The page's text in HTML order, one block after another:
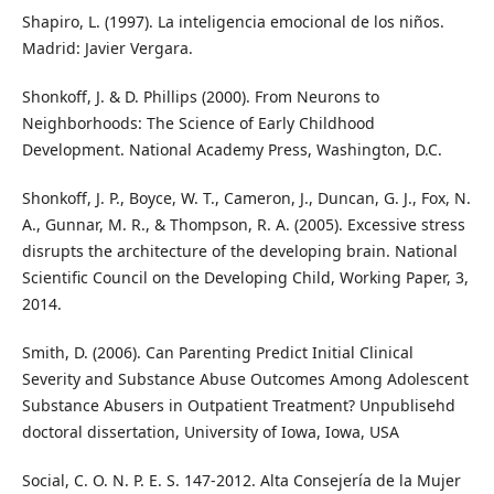
Shapiro, L. (1997). La inteligencia emocional de los niños.
Madrid: Javier Vergara.
Shonkoff, J. & D. Phillips (2000). From Neurons to
Neighborhoods: The Science of Early Childhood
Development. National Academy Press, Washington, D.C.
Shonkoff, J. P., Boyce, W. T., Cameron, J., Duncan, G. J., Fox, N.
A., Gunnar, M. R., & Thompson, R. A. (2005). Excessive stress
disrupts the architecture of the developing brain. National
Scientific Council on the Developing Child, Working Paper, 3,
2014.
Smith, D. (2006). Can Parenting Predict Initial Clinical
Severity and Substance Abuse Outcomes Among Adolescent
Substance Abusers in Outpatient Treatment? Unpublisehd
doctoral dissertation, University of Iowa, Iowa, USA
Social, C. O. N. P. E. S. 147-2012. Alta Consejería de la Mujer